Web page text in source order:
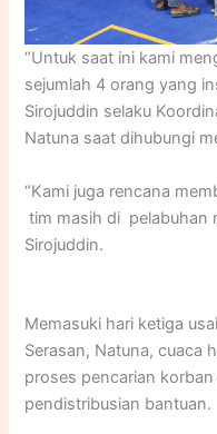
“Untuk saat ini kami
sejumlah 4 orang yang
Sirojuddin selaku
Natuna saat dihubungi
“Kami juga rencana
tim masih di pelabuhan
Sirojuddin.
Memasuki hari ketiga
Serasan, Natuna, cuaca
proses pencarian
pendistribusian bantuan.